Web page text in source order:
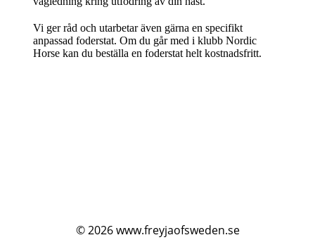
Vi ger råd och utarbetar även gärna en specifikt
anpassad foderstat. Om du går med i klubb Nordic
Horse kan du beställa en foderstat helt kostnadsfritt.
© 2026 www.freyjaofsweden.se